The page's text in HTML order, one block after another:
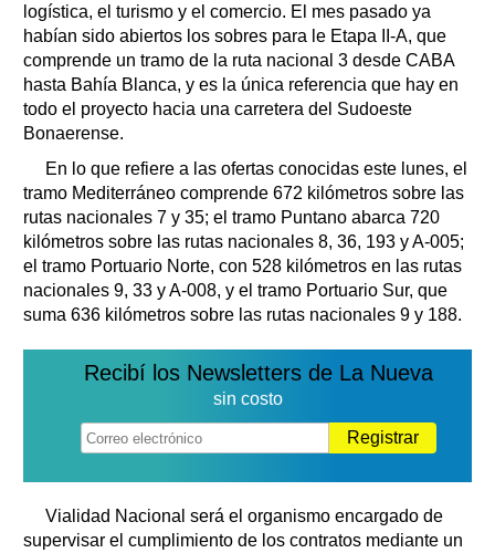
logística, el turismo y el comercio. El mes pasado ya
habían sido abiertos los sobres para le Etapa II-A, que
comprende un tramo de la ruta nacional 3 desde CABA
hasta Bahía Blanca, y es la única referencia que hay en
todo el proyecto hacia una carretera del Sudoeste
Bonaerense.
En lo que refiere a las ofertas conocidas este lunes, el
tramo Mediterráneo comprende 672 kilómetros sobre las
rutas nacionales 7 y 35; el tramo Puntano abarca 720
kilómetros sobre las rutas nacionales 8, 36, 193 y A-005;
el tramo Portuario Norte, con 528 kilómetros en las rutas
nacionales 9, 33 y A-008, y el tramo Portuario Sur, que
suma 636 kilómetros sobre las rutas nacionales 9 y 188.
Recibí los Newsletters de La Nueva
sin costo
Registrar
Vialidad Nacional será el organismo encargado de
supervisar el cumplimiento de los contratos mediante un